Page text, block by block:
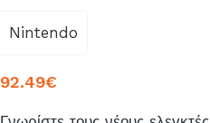
Nintendo
92.49€